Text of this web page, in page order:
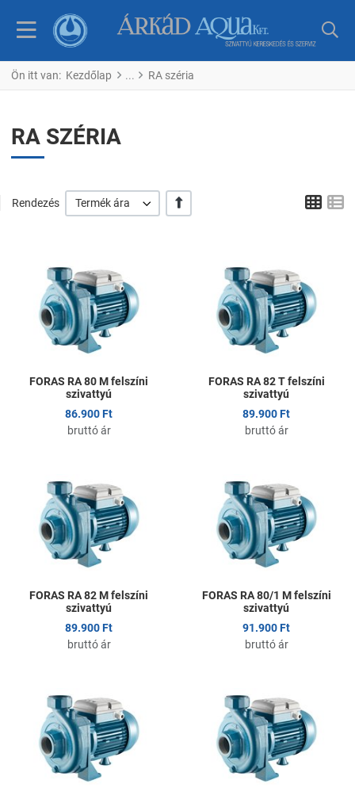
Ön itt van: Kezdőlap RA széria
RA SZÉRIA
Rendezés Termék ára +/-
Kedvencekhez adom
Összehasonlítom
Gyors nézet
FORAS RA 80 M felszíni
szivattyú
86.900 Ft
bruttó ár
FORAS RA 82 T felszíni
szivattyú
89.900 Ft
bruttó ár
Kedvencekhez adom
Összehasonlítom
Gyors nézet
FORAS RA 82 M felszíni
szivattyú
89.900 Ft
bruttó ár
FORAS RA 80/1 M felszíni
szivattyú
91.900 Ft
bruttó ár
Kedvencekhez adom
Összehasonlítom
Gyors nézet